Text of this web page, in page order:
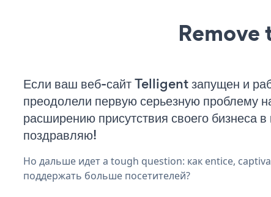
Remove
Если ваш веб-сайт Telligent запущен и
преодолели первую серьезную проблему
расширению присутствия своего бизнеса в
поздравляю!
Но дальше идет a tough question: как entice,
поддержать больше посетителей?